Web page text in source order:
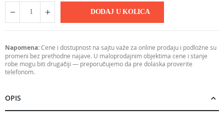
DODAJ U KOLICA
Napomena:Cene i dostupnost na sajtu važe za online prodaju i podložne su
promeni bez prethodne najave. U maloprodajnim objektima cene i stanje
robe mogu biti drugačiji — preporučujemo da pre dolaska proverite
telefonom.
OPIS